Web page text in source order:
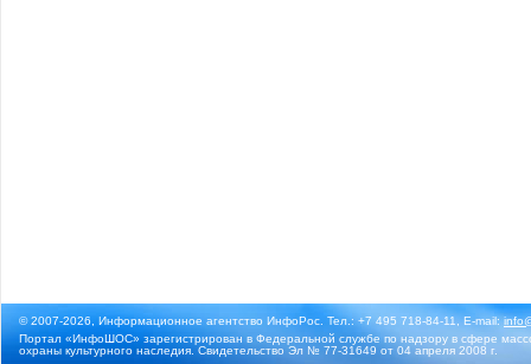
© 2007-2026, Информационное агентство ИнфоРос. Тел.: +7 495 718-84-11, E-mail:
Портал «ИнфоШОС» зарегистрирован в Федеральной службе по надзору в сфере
охраны культурного наследия. Свидетельство Эл № 77-31649 от 04 апреля 2008 г.